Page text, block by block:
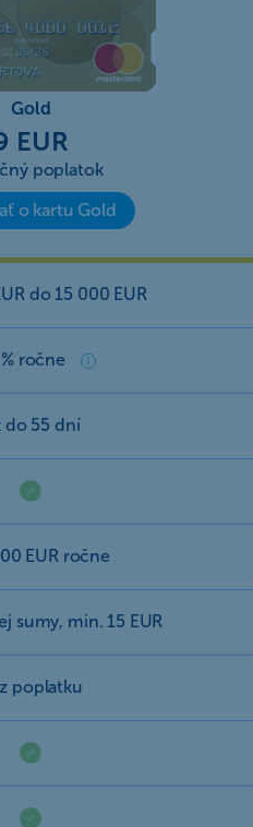
Gold
EUR
poplatok
o kartu Gold
do 15 000 EUR
ročne
do 55 dní
EUR ročne
sumy, min. 15 EUR
poplatku